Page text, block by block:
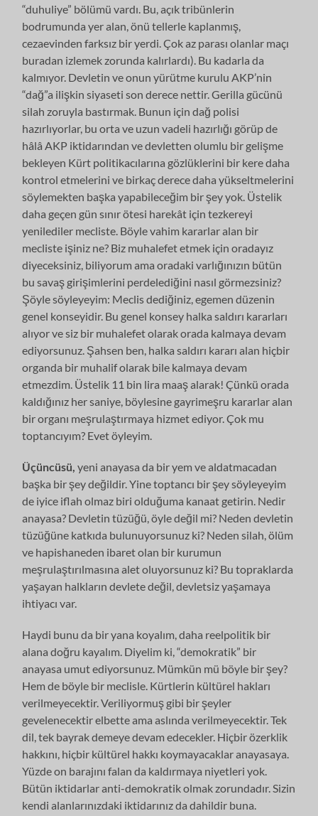
“duhuliye” bölümü vardı. Bu, açık tribünlerin
bodrumunda yer alan, önü tellerle kaplanmış,
cezaevinden farksız bir yerdi. Çok az parası olanlar maçı
buradan izlemek zorunda kalırlardı). Bu kadarla da
kalmıyor. Devletin ve onun yürütme kurulu AKP’nin
“dağ”a ilişkin siyaseti son derece nettir. Gerilla gücünü
silah zoruyla bastırmak. Bunun için dağ polisi
hazırlıyorlar, bu orta ve uzun vadeli hazırlığı görüp de
hâlâ AKP iktidarından ve devletten olumlu bir gelişme
bekleyen Kürt politikacılarına gözlüklerini bir kere daha
kontrol etmelerini ve birkaç derece daha yükseltmelerini
söylemekten başka yapabileceğim bir şey yok. Üstelik
daha geçen gün sınır ötesi harekât için tezkereyi
yenilediler mecliste. Böyle vahim kararlar alan bir
mecliste işiniz ne? Biz muhalefet etmek için oradayız
diyeceksiniz, biliyorum ama oradaki varlığınızın bütün
bu savaş girişimlerini perdelediğini nasıl görmezsiniz?
Şöyle söyleyeyim: Meclis dediğiniz, egemen düzenin
genel konseyidir. Bu genel konsey halka saldırı kararları
alıyor ve siz bir muhalefet olarak orada kalmaya devam
ediyorsunuz. Şahsen ben, halka saldırı kararı alan hiçbir
organda bir muhalif olarak bile kalmaya devam
etmezdim. Üstelik 11 bin lira maaş alarak! Çünkü orada
kaldığınız her saniye, böylesine gayrimeşru kararlar alan
bir organı meşrulaştırmaya hizmet ediyor. Çok mu
toptancıyım? Evet öyleyim.
Üçüncüsü,yeni anayasa da bir yem ve aldatmacadan
başka bir şey değildir. Yine toptancı bir şey söyleyeyim
de iyice iflah olmaz biri olduğuma kanaat getirin. Nedir
anayasa? Devletin tüzüğü, öyle değil mi? Neden devletin
tüzüğüne katkıda bulunuyorsunuz ki? Neden silah, ölüm
ve hapishaneden ibaret olan bir kurumun
meşrulaştırılmasına alet oluyorsunuz ki? Bu topraklarda
yaşayan halkların devlete değil, devletsiz yaşamaya
ihtiyacı var.
Haydi bunu da bir yana koyalım, daha reelpolitik bir
alana doğru kayalım. Diyelim ki, “demokratik” bir
anayasa umut ediyorsunuz. Mümkün mü böyle bir şey?
Hem de böyle bir meclisle. Kürtlerin kültürel hakları
verilmeyecektir. Veriliyormuş gibi bir şeyler
gevelenecektir elbette ama aslında verilmeyecektir. Tek
dil, tek bayrak demeye devam edecekler. Hiçbir özerklik
hakkını, hiçbir kültürel hakkı koymayacaklar anayasaya.
Yüzde on barajını falan da kaldırmaya niyetleri yok.
Bütün iktidarlar anti-demokratik olmak zorundadır. Sizin
kendi alanlarınızdaki iktidarınız da dahildir buna.